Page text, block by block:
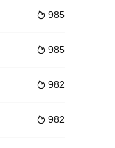
 985
 985
 982
 982